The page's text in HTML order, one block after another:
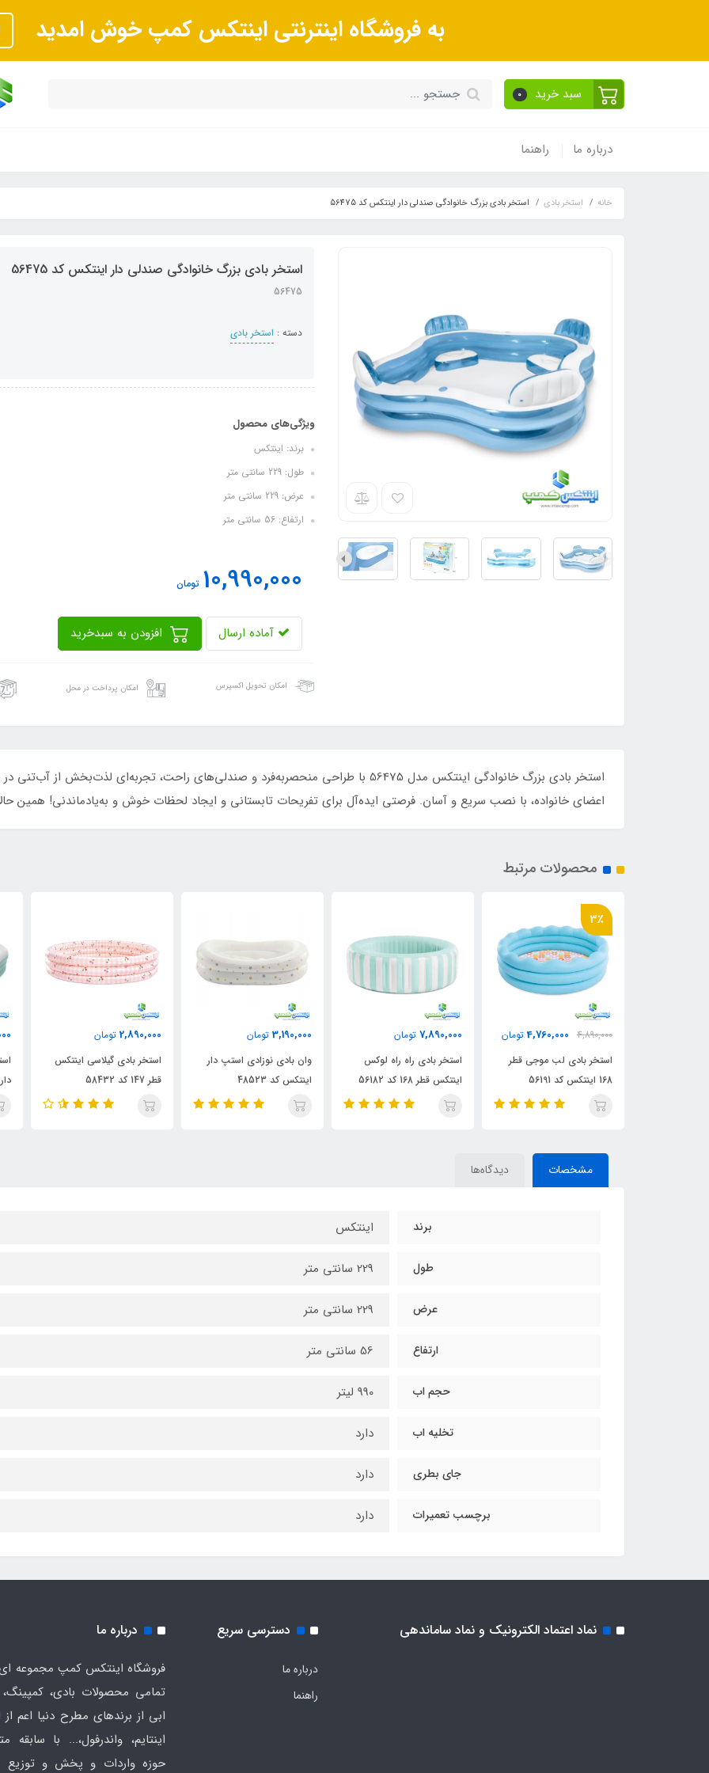
به فروشگاه اینترنتی اینتکس کمپ خوش امدید
سبد خرید 0
درباره ما راهنما
خانه استخر بادی استخر بادی بزرگ خانوادگی صندلی دار اینتکس کد 56475
استخر بادی بزرگ خانوادگی صندلی دار اینتکس کد 56475
56475
دسته : استخر بادی
ویژگی‌های محصول
برند: اینتکس
طول: 229 سانتی متر
عرض: 229 سانتی متر
ارتفاع: 56 سانتی متر
10,990,000 تومان
آماده ارسال
امکان تحویل اکسپرس امکان پرداخت در محل
استخر بادی بزرگ خانوادگی اینتکس مدل 56475 با طراحی منحصربه‌فرد و صندلی‌های راحت، تجربه‌ای
اعضای خانواده، با نصب سریع و آسان. فرصتی ایده‌آل برای تفریحات تابستانی و ایجاد لحظات خوش و به‌یادماندنی! همین
محصولات مرتبط
7,890,000 تومان
استخر بادی راه راه لوکس
اینتکس قطر 168 کد 56182
3,190,000 تومان
وان بادی نوزادی استپ دار
اینتکس کد 48523
2,890,000 تومان
استخر بادی گیلاسی اینتکس
قطر 147 کد 58432
12,880,000 تومان
استخر بادی خانوادگی صندلی
دار مستطیل اینتکس کد
58497
مشخصات دیدگاه‌ها
برند اینتکس
طول 229 سانتی متر
عرض 229 سانتی متر
ارتفاع 56 سانتی متر
حجم اب 990 لیتر
تخلیه اب دارد
جای بطری دارد
برچسب تعمیرات دارد
نماد اعتماد الکترونیک و نماد ساماندهی دسترسی سریع
درباره ما
راهنما
درباره ما
فروشگاه اینتکس کمپ مجموعه
تمامی محصولات بادی،
ابی از برندهای مطرح دنیا اعم
اینتایم، واندرفول،... با سابقه
حوزه واردات و پخش و توزیع